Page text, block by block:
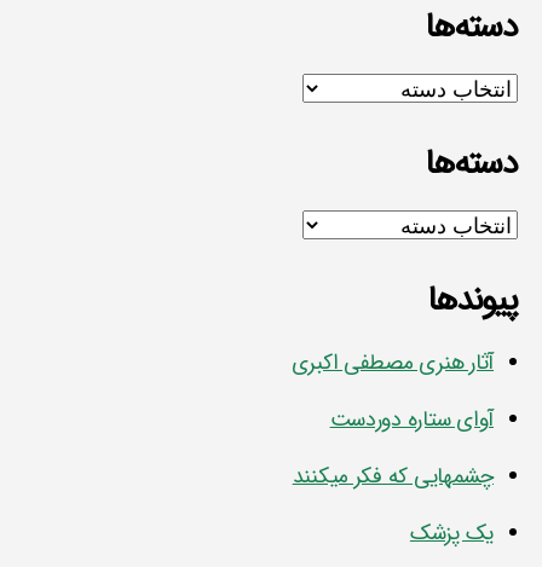
دسته‌ها
دسته‌ها
دسته‌ها
دسته‌ها
پیوندها
آثار هنری مصطفی اکبری
آوای ستاره دوردست
چشمهایی که فکر میکنند
یک پزشک